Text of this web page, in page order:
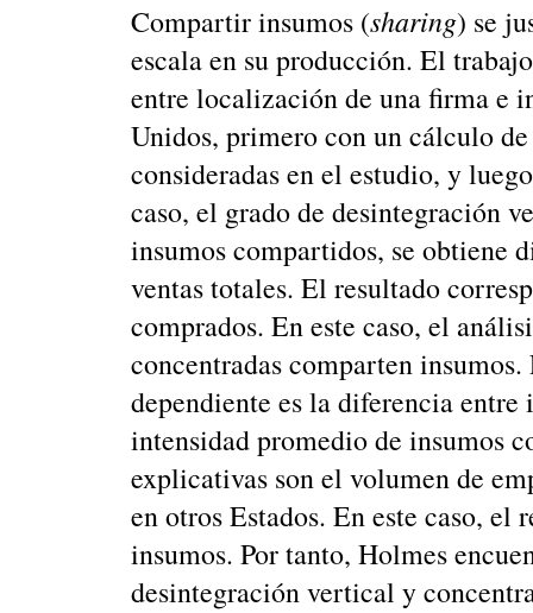
Compartir insumos (sharing) se
escala en su producción. El
entre localización de una firma e
Unidos, primero con un cálculo
consideradas en el estudio, y
caso, el grado de desintegración
insumos compartidos, se obtiene
ventas totales. El resultado
comprados. En este caso, el
concentradas comparten
dependiente es la diferencia
intensidad promedio de insumos
explicativas son el volumen de
en otros Estados. En este caso,
insumos. Por tanto, Holmes
desintegración vertical y